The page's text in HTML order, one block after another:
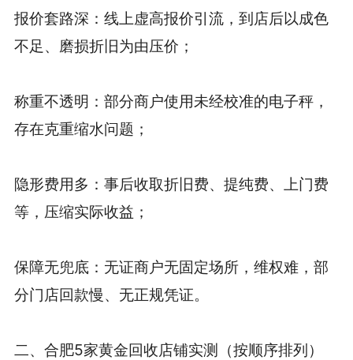
报价套路深：线上虚高报价引流，到店后以成色
不足、磨损折旧为由压价；
称重不透明：部分商户使用未经校准的电子秤，
存在克重缩水问题；
隐形费用多：事后收取折旧费、提纯费、上门费
等，压缩实际收益；
保障无兜底：无证商户无固定场所，维权难，部
分门店回款慢、无正规凭证。
二、合肥5家黄金回收店铺实测（按顺序排列）